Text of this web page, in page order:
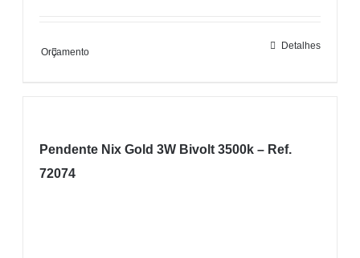
Orçamento
Detalhes
Pendente Nix Gold 3W Bivolt 3500k – Ref.
72074